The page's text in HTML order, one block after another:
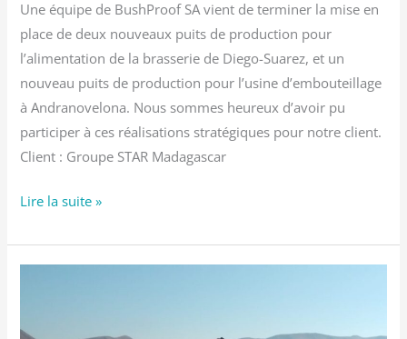
Une équipe de BushProof SA vient de terminer la mise en
place de deux nouveaux puits de production pour
l’alimentation de la brasserie de Diego-Suarez, et un
nouveau puits de production pour l’usine d’embouteillage
à Andranovelona. Nous sommes heureux d’avoir pu
participer à ces réalisations stratégiques pour notre client.
Client : Groupe STAR Madagascar
Lire la suite »
à